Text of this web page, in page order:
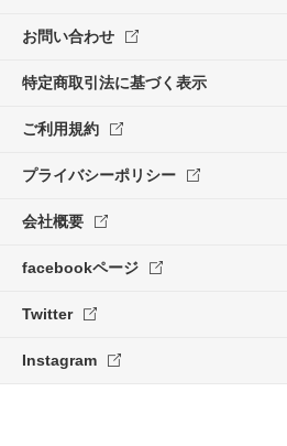
お問い合わせ
特定商取引法に基づく表示
ご利用規約
プライバシーポリシー
会社概要
facebookページ
Twitter
Instagram